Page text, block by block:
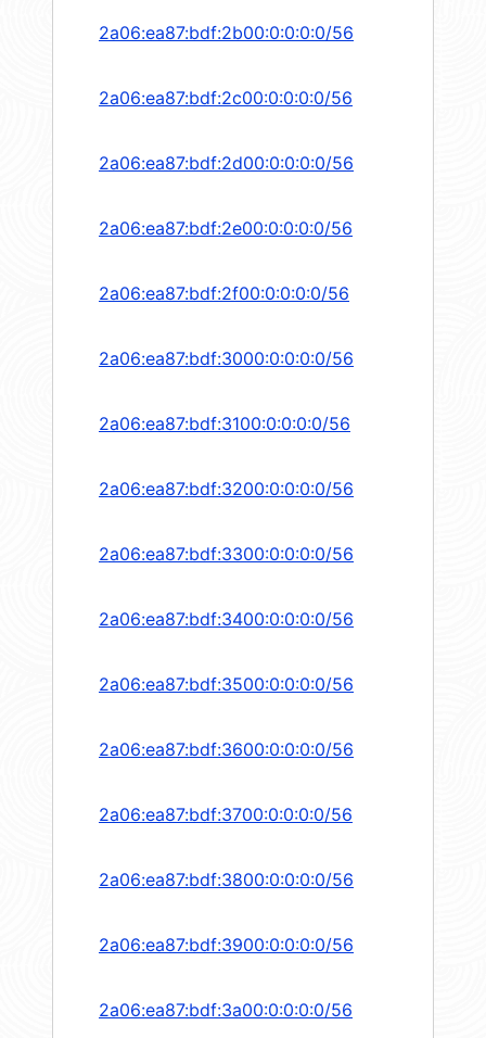
2a06:ea87:bdf:2b00:0:0:0:0/56
2a06:ea87:bdf:2c00:0:0:0:0/56
2a06:ea87:bdf:2d00:0:0:0:0/56
2a06:ea87:bdf:2e00:0:0:0:0/56
2a06:ea87:bdf:2f00:0:0:0:0/56
2a06:ea87:bdf:3000:0:0:0:0/56
2a06:ea87:bdf:3100:0:0:0:0/56
2a06:ea87:bdf:3200:0:0:0:0/56
2a06:ea87:bdf:3300:0:0:0:0/56
2a06:ea87:bdf:3400:0:0:0:0/56
2a06:ea87:bdf:3500:0:0:0:0/56
2a06:ea87:bdf:3600:0:0:0:0/56
2a06:ea87:bdf:3700:0:0:0:0/56
2a06:ea87:bdf:3800:0:0:0:0/56
2a06:ea87:bdf:3900:0:0:0:0/56
2a06:ea87:bdf:3a00:0:0:0:0/56